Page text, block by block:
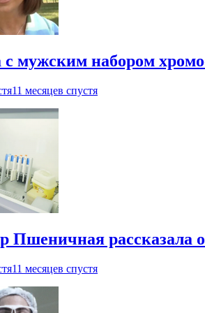
мужским набором
11 месяцев спустя
Пшеничная рассказала
11 месяцев спустя